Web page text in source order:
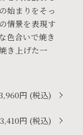
始まりをそっ
情景を表現す
色合いで焼き
き上げた一
円 (税込)
円 (税込)